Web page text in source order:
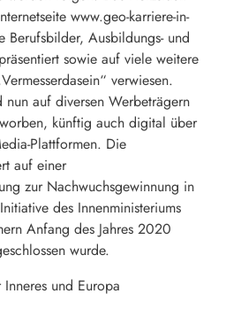
www.geo-karriere-in-
Berufsbilder, Ausbildungs- und
sowie auf viele weitere
verwiesen.
nun auf diversen Werbeträgern
künftig auch digital über
Plattformen. Die
auf einer
zur Nachwuchsgewinnung in
des Innenministeriums
Anfang des Jahres 2020
wurde.
und Europa